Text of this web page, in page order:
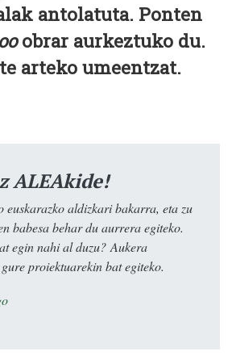
antolatuta. Ponten
obrar aurkeztuko du.
arteko umeentzat.
ALEAkide!
euskarazko aldizkari bakarra, eta zu
babesa behar du aurrera egiteko.
egin nahi al duzu? Aukera
proiektuarekin bat egiteko.